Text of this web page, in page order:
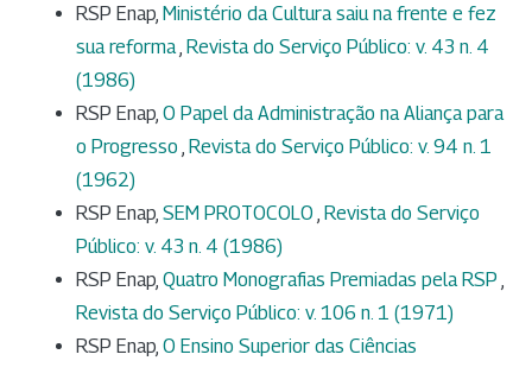
RSP Enap, Ministério da Cultura saiu na frente e fez
sua reforma Revista do Serviço Público: v. 43 n. 4
(1986)
RSP Enap, O Papel da Administração na Aliança para
o Progresso Revista do Serviço Público: v. 94 n. 1
(1962)
RSP Enap, SEM PROTOCOLO Revista do Serviço
Público: v. 43 n. 4 (1986)
RSP Enap, Quatro Monografias Premiadas pela RSP
Revista do Serviço Público: v. 106 n. 1 (1971)
RSP Enap, O Ensino Superior das Ciências